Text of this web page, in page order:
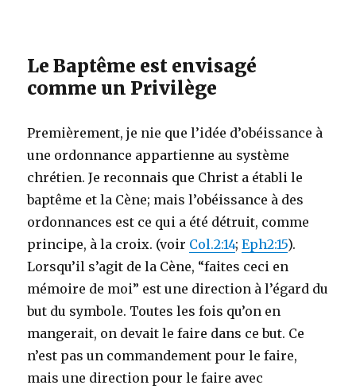
Le Baptême est envisagé
comme un Privilège
Premièrement, je nie que l’idée d’obéissance à
une ordonnance appartienne au système
chrétien. Je reconnais que Christ a établi le
baptême et la Cène; mais l’obéissance à des
ordonnances est ce qui a été détruit, comme
principe, à la croix. (voir Col.2:14;Eph2:15).
Lorsqu’il s’agit de la Cène, “faites ceci en
mémoire de moi” est une direction à l’égard du
but du symbole. Toutes les fois qu’on en
mangerait, on devait le faire dans ce but. Ce
n’est pas un commandement pour le faire,
mais une direction pour le faire avec